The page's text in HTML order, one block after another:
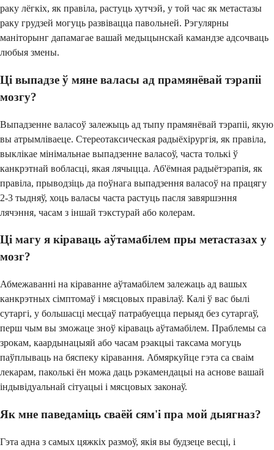
раку лёгкіх, як правіла, растуць хутчэй, у той час як метастазы
раку грудзей могуць развівацца павольней. Рэгулярны
маніторынг дапамагае вашай медыцынскай камандзе адсочваць
любыя змены.
Ці выпадзе ў мяне валасы ад прамянёвай тэрапіі
мозгу?
Выпадзенне валасоў залежыць ад тыпу прамянёвай тэрапіі, якую
вы атрымліваеце. Стереотаксическая радыёхірургія, як правіла,
выклікае мінімальнае выпадзенне валасоў, часта толькі ў
канкрэтнай вобласці, якая лячыцца. Аб'ёмная радыётэрапія, як
правіла, прыводзіць да поўнага выпадзення валасоў на працягу
2-3 тыдняў, хоць валасы часта растуць пасля завяршэння
лячэння, часам з іншай тэкстурай або колерам.
Ці магу я кіраваць аўтамабілем пры метастазах у
мозг?
Абмежаванні на кіраванне аўтамабілем залежаць ад вашых
канкрэтных сімптомаў і мясцовых правілаў. Калі ў вас былі
сутаргі, у большасці месцаў патрабуецца перыяд без сутаргаў,
перш чым вы зможаце зноў кіраваць аўтамабілем. Праблемы са
зрокам, каардынацыяй або часам рэакцыі таксама могуць
паўплываць на бяспеку кіравання. Абмяркуйце гэта са сваім
лекарам, паколькі ён можа даць рэкамендацыі на аснове вашай
індывідуальнай сітуацыі і мясцовых законаў.
Як мне паведаміць сваёй сям'і пра мой дыягназ?
Гэта адна з самых цяжкіх размоў, якія вы будзеце весці, і